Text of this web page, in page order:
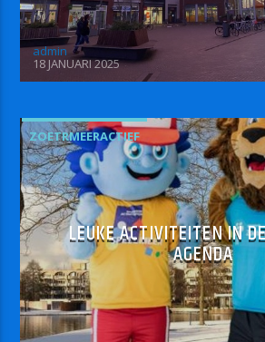
admin
18 JANUARI 2025
ZOETRMEERACTIEF
LEUKE ACTIVITEITEN IN
AGENDA